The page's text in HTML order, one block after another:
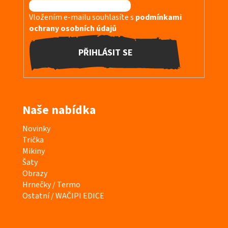
Vložením e-mailu souhlasíte s podmínkami
ochrany osobních údajů
PŘIHLÁSIT SE
Naše nabídka
K
a
t
e
g
o
r
Novinky
Trička
Mikiny
Šaty
Obrazy
Hrnečky / Termo
Ostatní / WAČIPI EDICE